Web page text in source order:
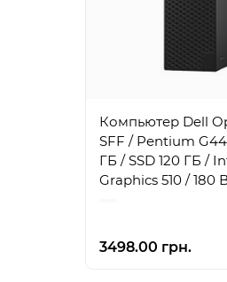
Компьютер Dell
SFF / Pentium
ГБ / SSD 120 ГБ /
Graphics 510 / 180
3498.00 грн.